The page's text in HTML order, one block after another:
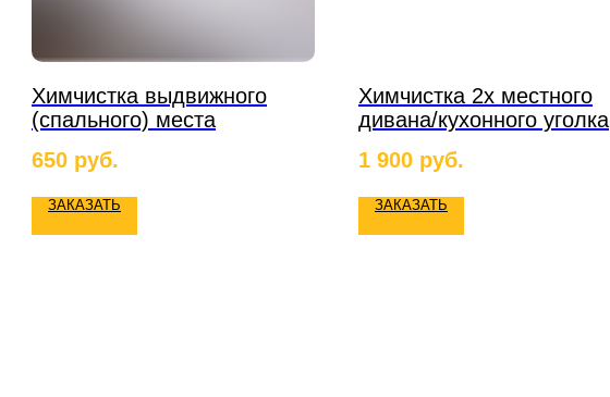
Химчистка выдвижного
(спального) места
650 руб.
ЗАКАЗАТЬ
Химчистка 2х местного
дивана/кухонного уголка
1 900 руб.
ЗАКАЗАТЬ